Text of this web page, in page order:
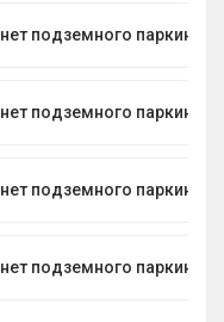
нет подземного паркинга
нет подземного паркинга
нет подземного паркинга
нет подземного паркинга